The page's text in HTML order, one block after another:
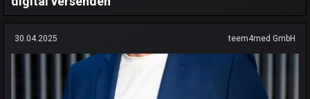
30.04.2025 teem4med GmbH